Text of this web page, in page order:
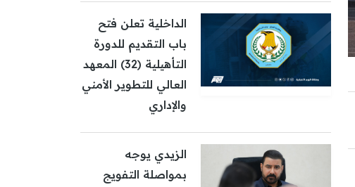
الداخلية تعلن فتح
باب التقديم للدورة
التأهيلية (32) المعهد
العالي للتطوير الأمني
والإداري
الزيدي يوجه
بمواصلة التفويج